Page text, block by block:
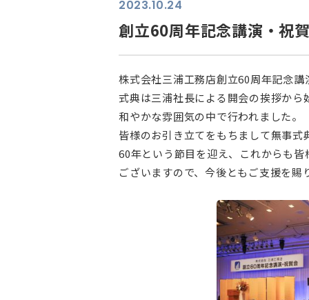
2023.10.24
創立60周年記念講演・祝
株式会社三浦工務店創立60周年記念
式典は三浦社長による開会の挨拶から
和やかな雰囲気の中で行われました。
皆様のお引き立てをもちまして無事
60年という節目を迎え、これからも
ございますので、今後ともご支援を